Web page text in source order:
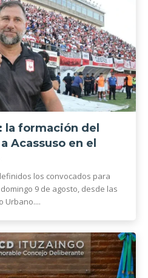
formación del
Acassuso en el
los convocados para
9 de agosto, desde las
Urbano....